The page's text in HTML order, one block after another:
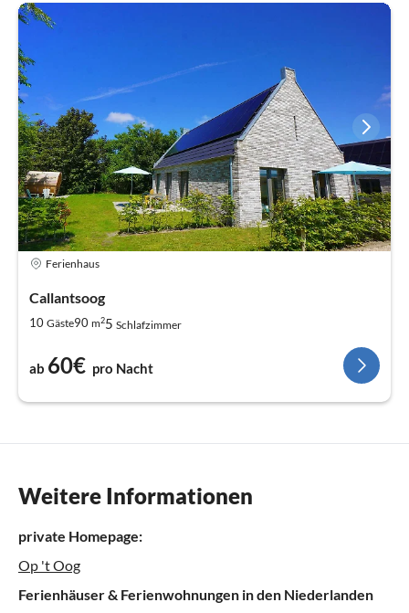
Ferienhaus
Callantsoog
10 Gäste90 m25 Schlafzimmer
ab 60€ pro Nacht
Weitere Informationen
private Homepage:
Op 't Oog
Ferienhäuser & Ferienwohnungen in den Niederlanden